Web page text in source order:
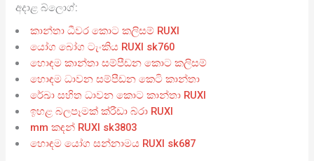
අදාළ බ්ලොග්:
කාන්තා ධීවර කොට කලිසම් RUXI
යෝග බෝග ටැංකිය RUXI sk760
හොඳම කාන්තා සම්පීඩන කොට කලිසම්
හොඳම ධාවන සම්පීඩන කෙටි කාන්තා
රේඛා සහිත ධාවන කොට කාන්තා RUXI
ඉහළ බලපෑමක් ක්රීඩා බ්රා RUXI
mm කඳන් RUXI sk3803
හොඳම යෝග සන්නාමය RUXI sk687